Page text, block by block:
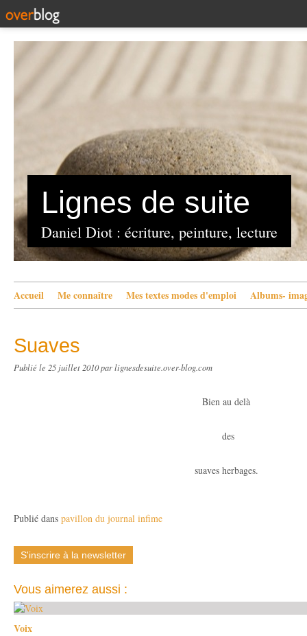
Lignes de suite
Daniel Diot : écriture, peinture, lecture
Accueil Me connaître Mes textes modes d'emploi Albums-
Suaves
Publié le 25 juillet 2010par lignesdesuite.over-blog.com
Bien au delà
des
suaves herbages.
Publié dans pavillon du journal infime
S'inscrire à la newsletter
Vous aimerez aussi :
Voix